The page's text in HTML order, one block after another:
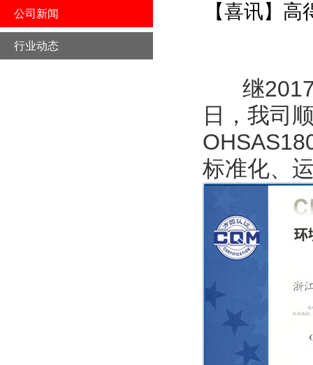
公司新闻
行业动态
【喜讯】
继
日，我司
标准化、